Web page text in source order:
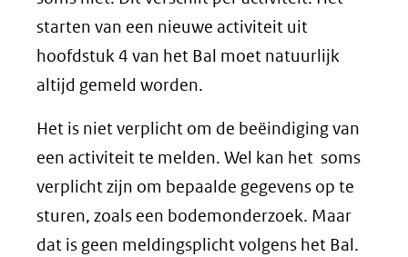
starten van een nieuwe activiteit uit
hoofdstuk 4 van het Bal moet natuurlijk
altijd gemeld worden.
Het is niet verplicht om de beëindiging van
een activiteit te melden. Wel kan het soms
verplicht zijn om bepaalde gegevens op te
sturen, zoals een bodemonderzoek. Maar
dat is geen meldingsplicht volgens het Bal.